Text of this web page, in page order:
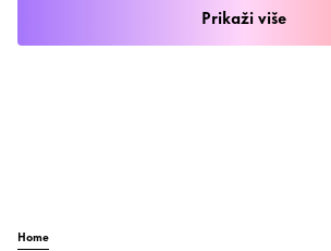
Prikaži više
Home